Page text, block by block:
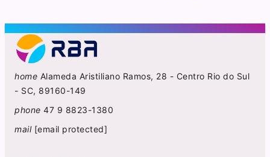
home Alameda Aristiliano Ramos, 28 - Centro Rio do Sul
- SC, 89160-149
phone 47 9 8823-1380
mail [email protected]